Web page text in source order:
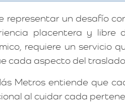
representar un desafío
placentera y libre
requiere un servicio
cada aspecto del
Metros entiende que
al cuidar cada